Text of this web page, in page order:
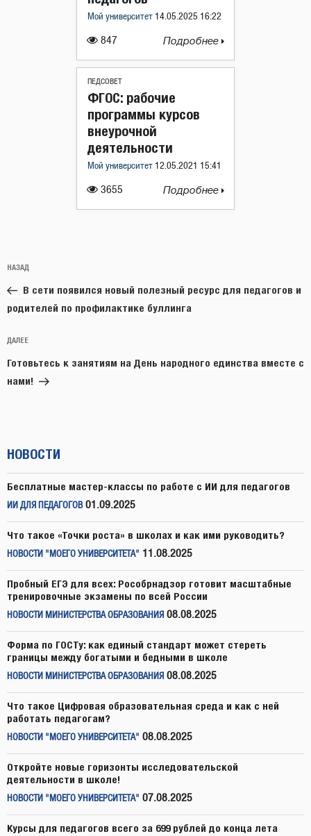
847
Мой университет 14.05.2025 16:22
Подробнее
ПЕДСОВЕТ
3655
ФГОС: рабочие
программы курсов
внеурочной
деятельности
Мой университет 12.05.2021 15:41
Подробнее
по
записям
Предыдущая
запись:
НАЗАД
В сети появился новый полезный ресурс для педагогов и
родителей по профилактике буллинга
Следующая
запись
ДАЛЕЕ
Готовьтесь к занятиям на День народного единства вместе с
нами!
НОВОСТИ
Бесплатные мастер-классы по работе с ИИ для педагогов
ИИ ДЛЯ ПЕДАГОГОВ 01.09.2025
Что такое «Точки роста» в школах и как ими руководить?
НОВОСТИ "МОЕГО УНИВЕРСИТЕТА" 11.08.2025
Пробный ЕГЭ для всех: Рособрнадзор готовит масштабные
тренировочные экзамены по всей России
НОВОСТИ МИНИСТЕРСТВА ОБРАЗОВАНИЯ 08.08.2025
Форма по ГОСТу: как единый стандарт может стереть
границы между богатыми и бедными в школе
НОВОСТИ МИНИСТЕРСТВА ОБРАЗОВАНИЯ 08.08.2025
Что такое Цифровая образовательная среда и как с ней
работать педагогам?
НОВОСТИ "МОЕГО УНИВЕРСИТЕТА" 08.08.2025
Откройте новые горизонты исследовательской
деятельности в школе!
НОВОСТИ "МОЕГО УНИВЕРСИТЕТА" 07.08.2025
Курсы для педагогов всего за 699 рублей до конца лета